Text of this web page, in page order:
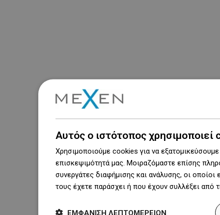
Αυτός ο ιστότοπος χρησιμοποιεί
Χρησιμοποιούμε cookies για να
επισκεψιμότητά μας. Μοιραζόμαστε επίσης
συνεργάτες διαφήμισης και ανάλυσης, οι
τους έχετε παράσχει ή που έχουν συλλέξει
ΕΜΦΆΝΙΣΗ ΛΕΠΤΟΜΕΡΕΙΏΝ